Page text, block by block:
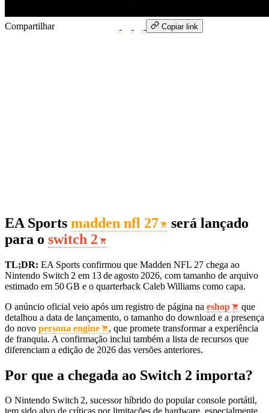
Compartilhar Copiar link
EA Sports madden nfl 27
será lançado
para o switch 2
TL;DR: EA Sports confirmou que Madden NFL 27 chega ao
Nintendo Switch 2 em 13 de agosto 2026, com tamanho de arquivo
estimado em 50 GB e o quarterback Caleb Williams como capa.
O anúncio oficial veio após um registro de página na eshop
que
detalhou a data de lançamento, o tamanho do download e a presença
do novo persona engine
, que promete transformar a experiência
de franquia. A confirmação inclui também a lista de recursos que
diferenciam a edição de 2026 das versões anteriores.
Por que a chegada ao Switch 2 importa?
O Nintendo Switch 2, sucessor híbrido do popular console portátil,